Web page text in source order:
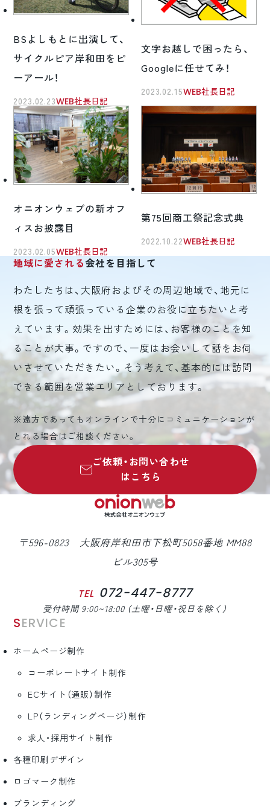
BSよしもとに出演して、
サイクルピア岸和田をピ
ーアール！
2023.02.23WEB社長日記
文字お越しで困ったら、
Googleに任せてみ！
2023.02.15WEB社長日記
オニオンウェブの新オフ
ィスお披露目
2023.02.05WEB社長日記
第75回商工祭記念式典
2022.10.22WEB社長日記
地域に愛される会社を目指して
わたしたちは、大阪府およびその周辺地域で、地元に
根を張って頑張っている企業のお役に立ちたいと考
えています。効果を出すためには、お客様のことを知
ることが大事。ですので、一度はお会いして話をお伺
いさせていただきたい。そう考えて、基本的には訪問
できる範囲を営業エリアとしております。
※遠方であってもオンラインで十分にコミュニケーションが
とれる場合はご相談ください。
ご依頼・お問い合わせ
はこちら
〒596-0823 大阪府岸和田市下松町5058番地 MM88
ビル305号
TEL 072-447-8777
受付時間 9:00~18:00 （土曜・日曜・祝日を除く）
SERVICE
ホームページ制作
コーポレートサイト制作
ECサイト（通販）制作
LP（ランディングページ）制作
求人・採用サイト制作
各種印刷デザイン
ロゴマーク制作
ブランディング